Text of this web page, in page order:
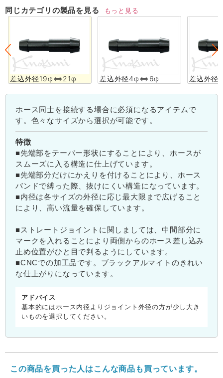
同じカテゴリの製品を見る もっと見る
差込外径19φ⇔21φ 差込外径4φ⇔6φ 差込外
ホース同士を接続する場合に必須になるアイテムで
す。色々なサイズから選択が可能です。
特徴
■先端部をテーパー形状にすることにより、ホースが
スムーズに入る構造に仕上げています。
■先端部分だけにかえりを付けることにより、ホース
バンドで縛った際、抜けにくい構造になっています。
■内径は各サイズの外径に応じ最大限まで広げること
により、高い流量を確保しています。
■ストレートジョイントに関しましては、中間部分に
マークを入れることにより両側からのホース差し込み
止め位置がひと目で判るようにしています。
■CNCでの加工品です。ブラックアルマイトのきれい
な仕上がりになっています。
アドバイス
基本的にはホース内径よりジョイント外径の方が少し大き
いものを選択してください。
この商品を買った人はこんな商品も買っています。